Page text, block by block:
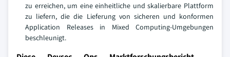
zu erreichen, um eine einheitliche und skalierbare Plattform
zu liefern, die die Lieferung von sicheren und konformen
Application Releases in Mixed Computing-Umgebungen
beschleunigt.